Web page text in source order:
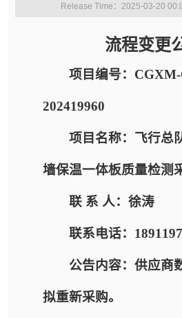
Release Time：2025-03-20
流程变更
项目编号：
202419960
项目名称：飞行总
墙保温一体板质量检测
联 系 人：徐涛
联系电话：
公告内容：供应商
拟重新采购。